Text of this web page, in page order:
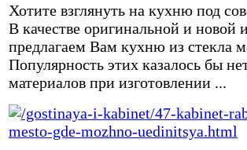
Хотите взглянуть на кухню под
В качестве оригинальной и новой
предлагаем Вам кухню из стекла
Популярность этих казалось бы
материалов при изготовлении ...